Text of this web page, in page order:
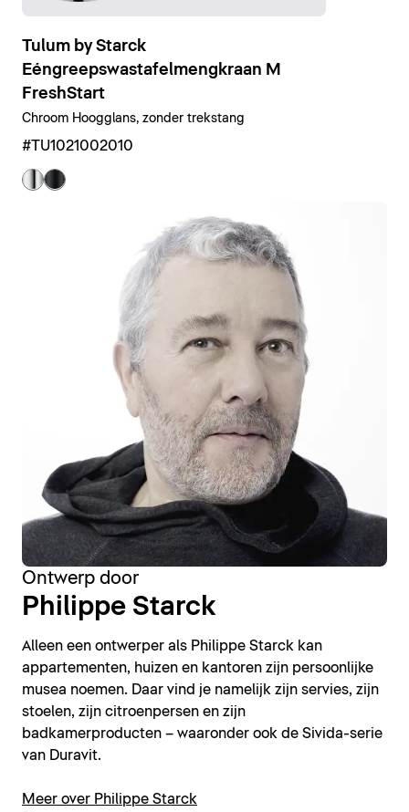
Tulum by Starck
Eéngreepswastafelmengkraan M
FreshStart
Chroom Hoogglans, zonder trekstang
#TU1021002010
Ontwerp door
Philippe Starck
Alleen een ontwerper als Philippe Starck kan
appartementen, huizen en kantoren zijn persoonlijke
musea noemen. Daar vind je namelijk zijn servies, zijn
stoelen, zijn citroenpersen en zijn
badkamerproducten – waaronder ook de Sivida-serie
van Duravit.
Meer over Philippe Starck